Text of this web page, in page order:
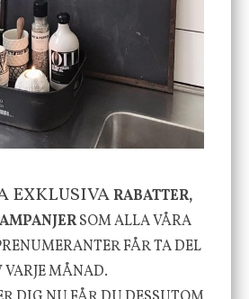
vit, Utomhus
499 kr
INFO
Nicolas Vahé
Serveringsfat, Ostron,
Stengods
EXKLUSIVARABATTER,
SOM ALLA VÅRA
FÅR TA DEL
VARJE MÅNAD.